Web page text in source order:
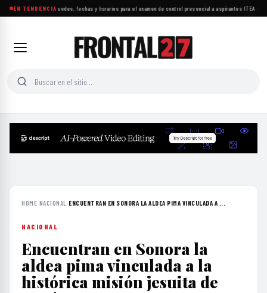
EN TENDENCIA
UNAM da a conocer sedes, fechas y horarios para el examen de control presencial a aspirantes·ITEA
HOME›NACIONAL ›ENCUENTRAN EN SONORA LA ALDEA PIMA VINCULADA A ...
NACIONAL
Encuentran en Sonora la
aldea pima vinculada a la
histórica misión jesuita de